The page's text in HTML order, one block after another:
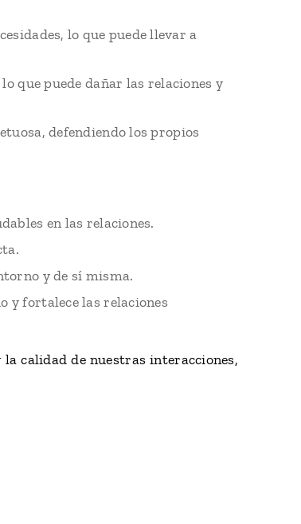
lo que puede llevar a
que puede dañar las relaciones y
defendiendo los propios
en las relaciones.
y de sí misma.
y fortalece las relaciones
calidad de nuestras interacciones,